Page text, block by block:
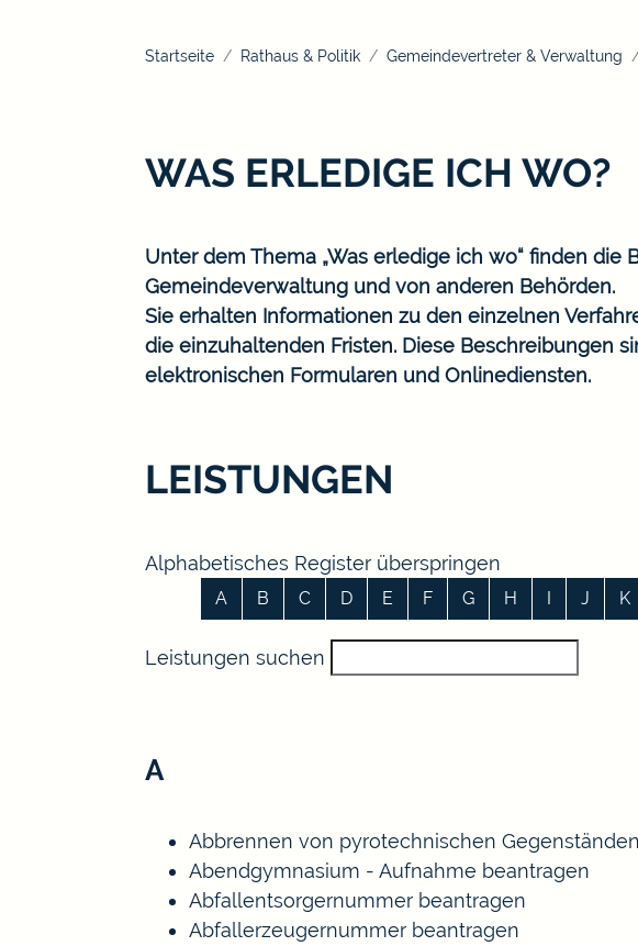
Startseite Rathaus & Politik Gemeindevertreter & Verwaltung
WAS ERLEDIGE ICH WO?
Unter dem Thema „Was erledige ich wo“ finden
Gemeindeverwaltung und von anderen Behörden.
Sie erhalten Informationen zu den einzelnen
die einzuhaltenden Fristen. Diese Beschreibungen
elektronischen Formularen und Onlinediensten.
LEISTUNGEN
Alphabetisches Register überspringen
A B C D E F G H I J K
Leistungen suchen
A
Abbrennen von pyrotechnischen
Abendgymnasium - Aufnahme beantragen
Abfallentsorgernummer beantragen
Abfallerzeugernummer beantragen